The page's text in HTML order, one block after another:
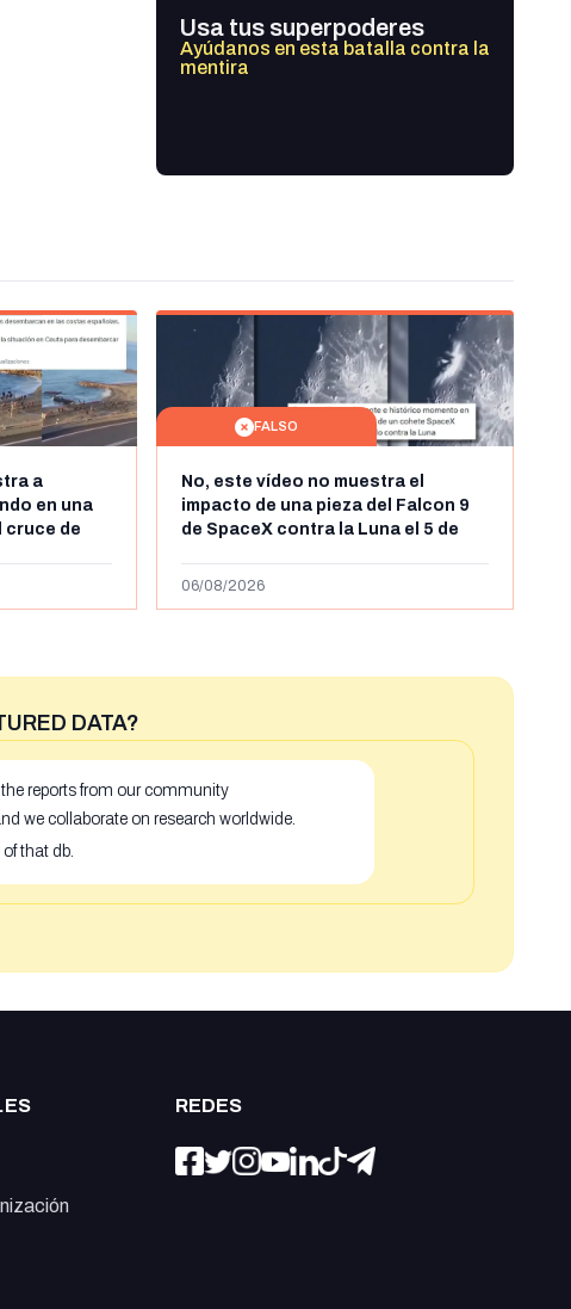
Usa tus superpoderes
Ayúdanos en esta batalla contra la
mentira
a
en una
cruce de
de
FALSO
No, este vídeo no muestra el
impacto de una pieza del Falcon 9
de SpaceX contra la Luna el 5 de
menos abril de 2026
06/08/2026
DATA?
reports from our community
we collaborate on research worldwide.
that db.
REDES